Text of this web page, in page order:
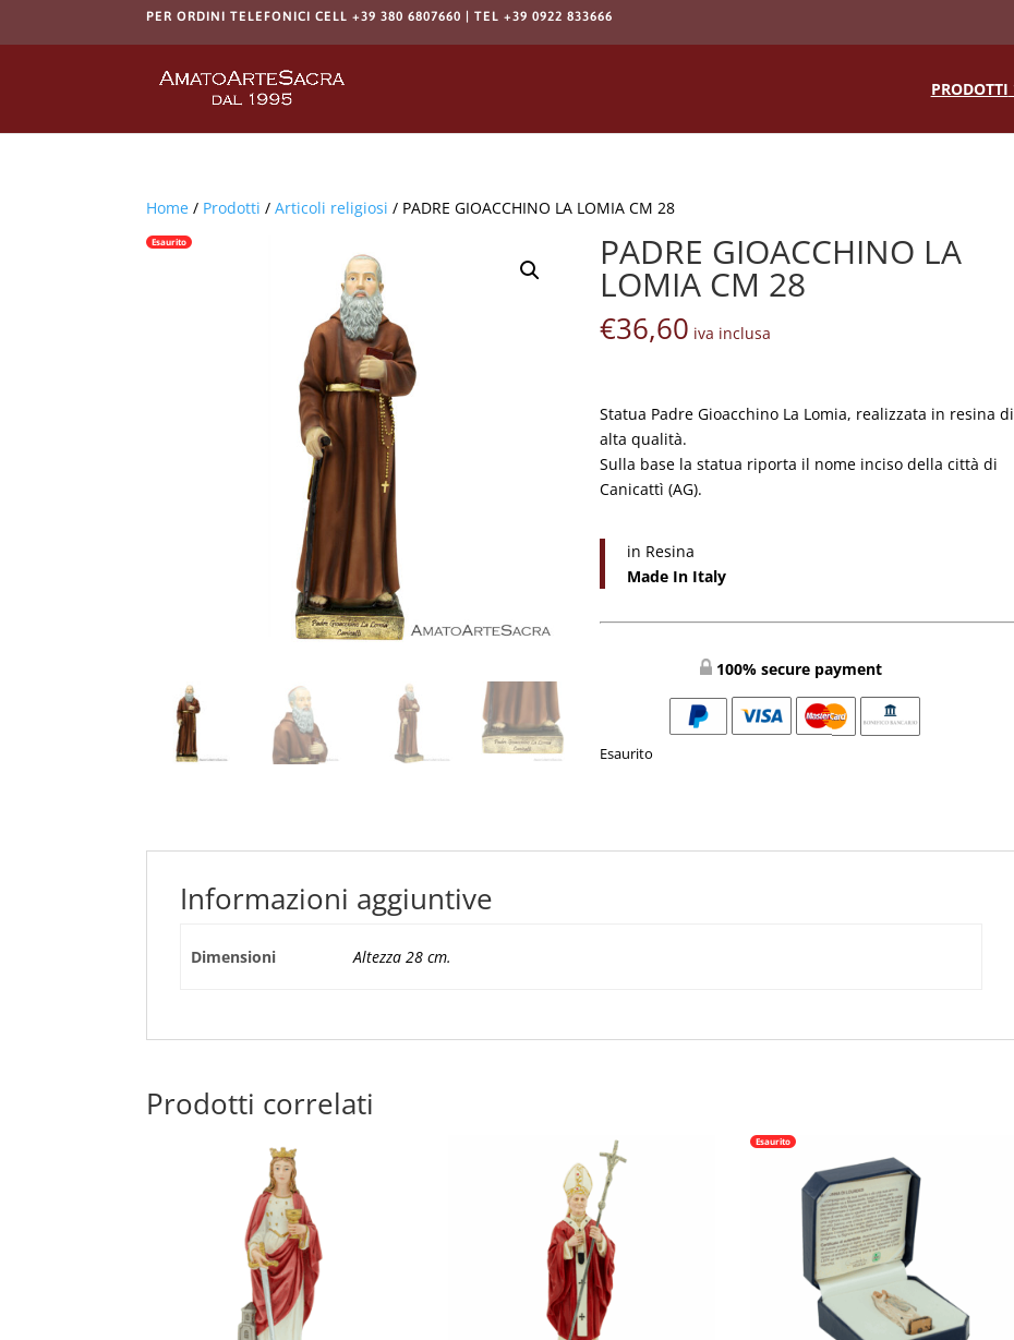
PER ORDINI TELEFONICI CELL +39 380 6807660 | TEL +39 0922 833666
PRODOTTI
Products
Home / Prodotti /Articoli religiosi / PADRE GIOACCHINO LA LOMIA CM 28
Esaurito PADRE GIOACCHINO LA
LOMIA CM 28
€36,60 iva inclusa
Statua Padre Gioacchino La Lomia, realizzata in resina di
alta qualità.
Sulla base la statua riporta il nome inciso della città di
Canicattì (AG).
in Resina
Made In Italy
100% secure payment
Esaurito
Informazioni aggiuntive
Dimensioni Altezza 28 cm.
Prodotti correlati
Esaurito